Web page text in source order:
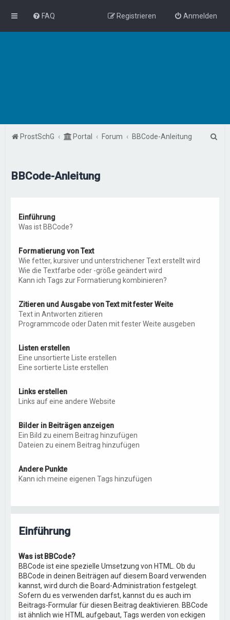
FAQ Anmelden
Registrieren
ProstSchG Portal Forum BBCode-Anleitung
BBCode-Anleitung
Einführung
Was ist BBCode?
Formatierung von Text
Wie fetter, kursiver und unterstrichener Text erstellt wird
Wie die Textfarbe oder -größe geändert wird
Kann ich Tags zur Formatierung kombinieren?
Zitieren und Ausgabe von Text mit fester Weite
Text in Antworten zitieren
Programmcode oder Daten mit fester Weite ausgeben
Listen erstellen
Eine unsortierte Liste erstellen
Eine sortierte Liste erstellen
Links erstellen
Links auf eine andere Website
Bilder in Beiträgen anzeigen
Ein Bild zu einem Beitrag hinzufügen
Dateien zu einem Beitrag hinzufügen
Andere Punkte
Kann ich meine eigenen Tags hinzufügen
Einführung
Was ist BBCode?
BBCode ist eine spezielle Umsetzung von HTML. Ob du
BBCode in deinen Beiträgen auf diesem Board verwenden
kannst, wird durch die Board-Administration festgelegt.
Sofern du es verwenden darfst, kannst du es auch im
Beitrags-Formular für diesen Beitrag deaktivieren. BBCode
ist ähnlich wie HTML aufgebaut, Tags werden von eckigen